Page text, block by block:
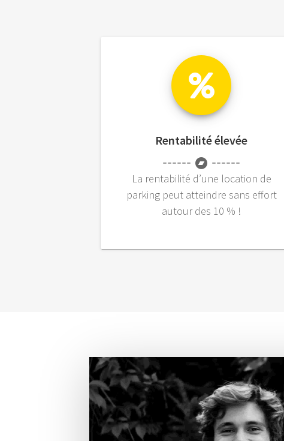
Rentabilité élevée
La rentabilité d’une location de
parking peut atteindre sans effort
autour des 10 % !